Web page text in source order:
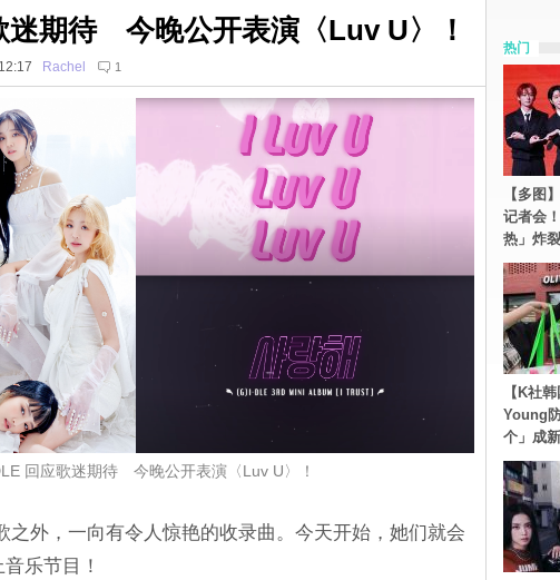
迷期待 今晚公开表演〈Luv U〉！
Rachel 1
回应歌迷期待 今晚公开表演〈Luv U〉！
之外，一向有令人惊艳的收录曲。今天开始，她们就会
乐节目！
热门
【多图
记者会
热」炸
【K社
Young
个」成